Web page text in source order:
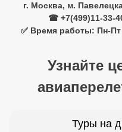
г. Москва, м.
☎ +7(499)11-33-
✅ Время работы: Пн-
Узнайте
Туры на